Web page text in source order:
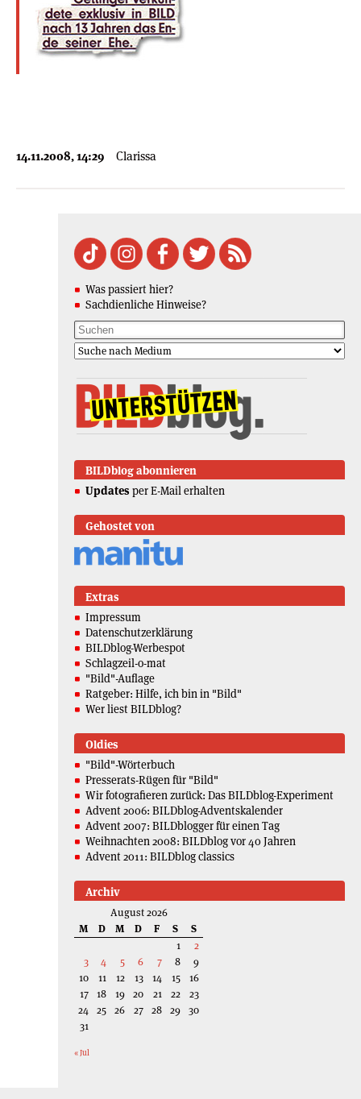
14.11.2008, 14:29 Clarissa
Was passiert hier?
Sachdienliche Hinweise?
BILDblog abonnieren
Updates per E-Mail erhalten
Gehostet von
Extras
Impressum
Datenschutzerklärung
BILDblog-Werbespot
Schlagzeil-o-mat
"Bild"-Auflage
Ratgeber: Hilfe, ich bin in "Bild"
Wer liest BILDblog?
Oldies
"Bild"-Wörterbuch
Presserats-Rügen für "Bild"
Wir fotografieren zurück: Das BILDblog-Experiment
Advent 2006: BILDblog-Adventskalender
Advent 2007: BILDblogger für einen Tag
Weihnachten 2008: BILDblog vor 40 Jahren
Advent 2011: BILDblog classics
Archiv
August 2026
M
D M D F S
S
1
2
3
4 5 6 7 8
9
10
11 12 13 14 15
16
17 18 19 20 21 22
23
24 25 26 27 28 29 30
31
« Jul